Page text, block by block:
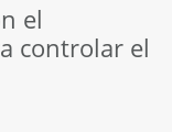
el
controlar el